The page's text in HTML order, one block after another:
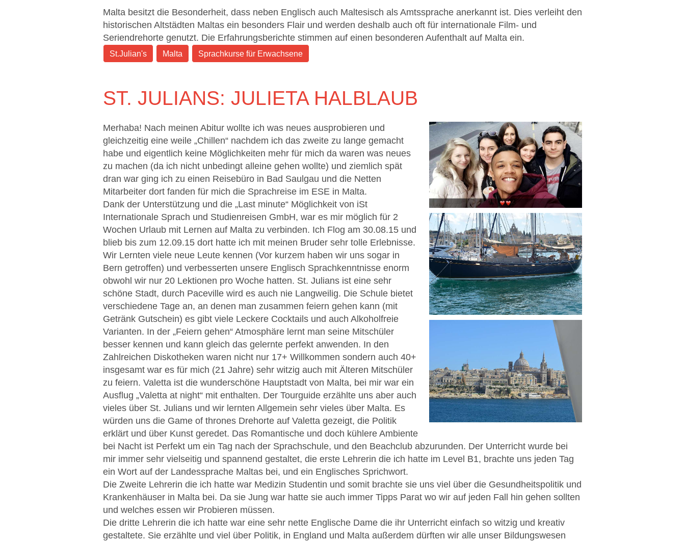
Malta besitzt die Besonderheit, dass neben Englisch auch Maltesisch als Amtssprache anerkannt ist. Dies verleiht den
historischen Altstädten Maltas ein besonders Flair und werden deshalb auch oft für internationale Film- und
Seriendrehorte genutzt. Die Erfahrungsberichte stimmen auf einen besonderen Aufenthalt auf Malta ein.
St.Julian's Malta Sprachkurse für Erwachsene
ST. JULIANS: JULIETA HALBLAUB
Merhaba! Nach meinen Abitur wollte ich was neues ausprobieren und
gleichzeitig eine weile „Chillen“ nachdem ich das zweite zu lange gemacht
habe und eigentlich keine Möglichkeiten mehr für mich da waren was neues
zu machen (da ich nicht unbedingt alleine gehen wollte) und ziemlich spät
dran war ging ich zu einen Reisebüro in Bad Saulgau und die Netten
Mitarbeiter dort fanden für mich die Sprachreise im ESE in Malta.
Dank der Unterstützung und die „Last minute“ Möglichkeit von iSt
Internationale Sprach und Studienreisen GmbH, war es mir möglich für 2
Wochen Urlaub mit Lernen auf Malta zu verbinden. Ich Flog am 30.08.15 und
blieb bis zum 12.09.15 dort hatte ich mit meinen Bruder sehr tolle Erlebnisse.
Wir Lernten viele neue Leute kennen (Vor kurzem haben wir uns sogar in
Bern getroffen) und verbesserten unsere Englisch Sprachkenntnisse enorm
obwohl wir nur 20 Lektionen pro Woche hatten. St. Julians ist eine sehr
schöne Stadt, durch Paceville wird es auch nie Langweilig. Die Schule bietet
verschiedene Tage an, an denen man zusammen feiern gehen kann (mit
Getränk Gutschein) es gibt viele Leckere Cocktails und auch Alkoholfreie
Varianten. In der „Feiern gehen“ Atmosphäre lernt man seine Mitschüler
besser kennen und kann gleich das gelernte perfekt anwenden. In den
Zahlreichen Diskotheken waren nicht nur 17+ Willkommen sondern auch 40+
insgesamt war es für mich (21 Jahre) sehr witzig auch mit Älteren Mitschüler
zu feiern. Valetta ist die wunderschöne Hauptstadt von Malta, bei mir war ein
Ausflug „Valetta at night“ mit enthalten. Der Tourguide erzählte uns aber auch
vieles über St. Julians und wir lernten Allgemein sehr vieles über Malta. Es
würden uns die Game of thrones Drehorte auf Valetta gezeigt, die Politik
erklärt und über Kunst geredet. Das Romantische und doch kühlere Ambiente
bei Nacht ist Perfekt um ein Tag nach der Sprachschule, und den Beachclub abzurunden. Der Unterricht wurde bei
mir immer sehr vielseitig und spannend gestaltet, die erste Lehrerin die ich hatte im Level B1, brachte uns jeden Tag
ein Wort auf der Landessprache Maltas bei, und ein Englisches Sprichwort.
Die Zweite Lehrerin die ich hatte war Medizin Studentin und somit brachte sie uns viel über die Gesundheitspolitik und
Krankenhäuser in Malta bei. Da sie Jung war hatte sie auch immer Tipps Parat wo wir auf jeden Fall hin gehen sollten
und welches essen wir Probieren müssen.
Die dritte Lehrerin die ich hatte war eine sehr nette Englische Dame die ihr Unterricht einfach so witzig und kreativ
gestaltete. Sie erzählte und viel über Politik, in England und Malta außerdem dürften wir alle unser Bildungswesen